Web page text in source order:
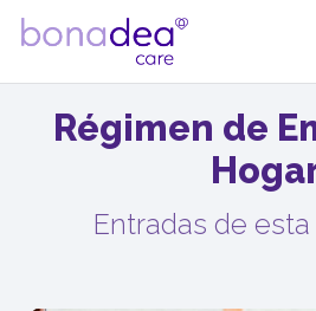
Régimen de
Entradas de